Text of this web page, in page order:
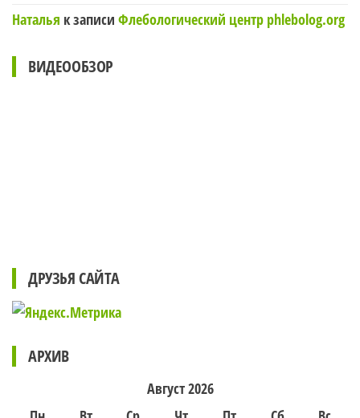
Наталья к записи Флебологический центр phlebolog.org
ВИДЕООБЗОР
ДРУЗЬЯ САЙТА
АРХИВ
Август 2026